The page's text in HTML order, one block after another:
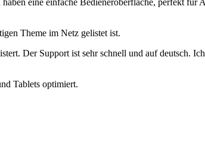
eine einfache Bedieneroberfläche, perfekt
Theme im Netz gelistet ist.
Der Support ist sehr schnell und auf deutsch.
Tablets optimiert.